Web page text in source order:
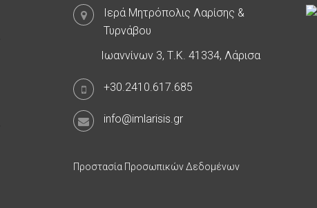
Ιερά Μητρόπολις Λαρίσης &
Τυρνάβου
Ιωαννίνων 3, Τ.Κ. 41334, Λάρισα
+30.2410.617.685
info@imlarisis.gr
Προστασία Προσωπικών Δεδομένων